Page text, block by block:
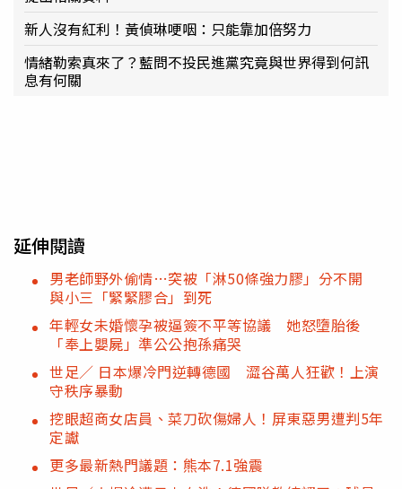
新人沒有紅利！黃偵琳哽咽：只能靠加倍努力
情緒勒索真來了？藍問不投民進黨究竟與世界得到何訊
息有何關
延伸閱讀
男老師野外偷情…突被「淋50條強力膠」分不開
與小三「緊緊膠合」到死
年輕女未婚懷孕被逼簽不平等協議 她怒墮胎後
「奉上嬰屍」準公公抱孫痛哭
世足／ 日本爆冷門逆轉德國 澀谷萬人狂歡！上演
守秩序暴動
挖眼超商女店員、菜刀砍傷婦人！屏東惡男遭判5年
定讞
更多最新熱門議題：熊本7.1強震